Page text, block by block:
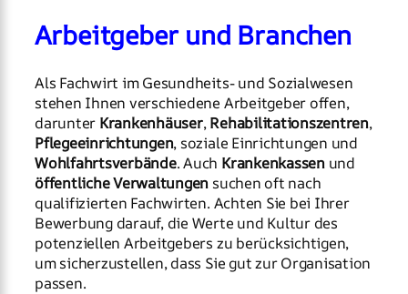
Arbeitgeber und Branchen
Als Fachwirt im Gesundheits- und Sozialwesen
stehen Ihnen verschiedene Arbeitgeber offen,
darunter Krankenhäuser,Rehabilitationszentren,
Pflegeeinrichtungen, soziale Einrichtungen und
Wohlfahrtsverbände. Auch Krankenkassenund
öffentliche Verwaltungen suchen oft nach
qualifizierten Fachwirten. Achten Sie bei Ihrer
Bewerbung darauf, die Werte und Kultur des
potenziellen Arbeitgebers zu berücksichtigen,
um sicherzustellen, dass Sie gut zur Organisation
passen.